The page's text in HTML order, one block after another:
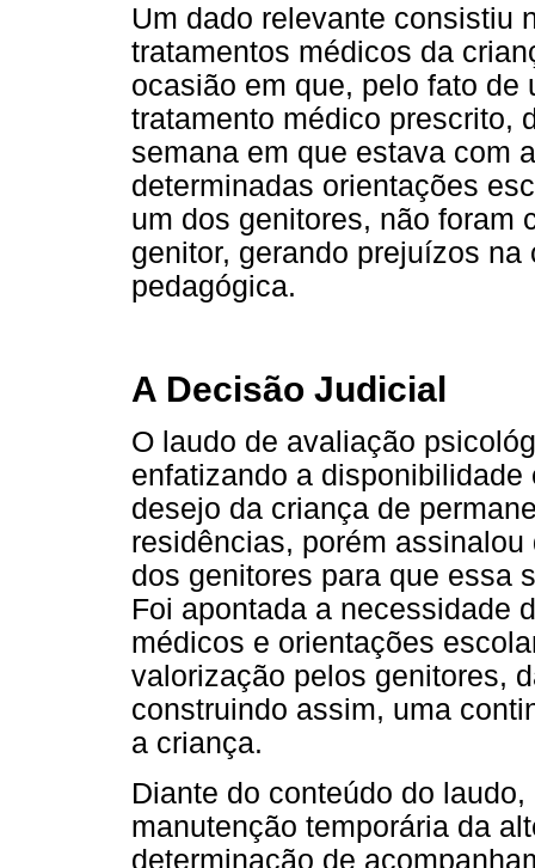
Um dado relevante consistiu
tratamentos médicos da
ocasião em que, pelo fato de
tratamento médico prescrito,
semana em que estava com
determinadas orientações
um dos genitores, não foram
genitor, gerando prejuízos
pedagógica.
A Decisão Judicial
O laudo de avaliação
enfatizando a
desejo da criança de
residências, porém
dos genitores para que essa
Foi apontada a necessidade
médicos e orientações
valorização pelos genitores,
construindo assim, uma
a criança.
Diante do conteúdo do
manutenção temporária da
determinação de